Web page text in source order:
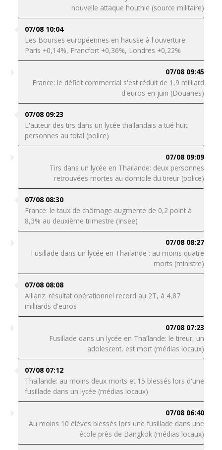
nouvelle attaque houthie (source militaire)
07/08 10:04
Les Bourses européennes en hausse à l'ouverture:
Paris +0,14%, Francfort +0,36%, Londres +0,22%
07/08 09:45
France: le déficit commercial s'est réduit de 1,9 milliard
d'euros en juin (Douanes)
07/08 09:23
L'auteur des tirs dans un lycée thaïlandais a tué huit
personnes au total (police)
07/08 09:09
Tirs dans un lycée en Thaïlande: deux personnes
retrouvées mortes au domicile du tireur (police)
07/08 08:30
France: le taux de chômage augmente de 0,2 point à
8,3% au deuxième trimestre (Insee)
07/08 08:27
Fusillade dans un lycée en Thaïlande : au moins quatre
morts (ministre)
07/08 08:08
Allianz: résultat opérationnel record au 2T, à 4,87
milliards d'euros
07/08 07:23
Fusillade dans un lycée en Thaïlande: le tireur, un
adolescent, est mort (médias locaux)
07/08 07:12
Thaïlande: au moins deux morts et 15 blessés lors d'une
fusillade dans un lycée (médias locaux)
07/08 06:40
Au moins 10 élèves blessés lors une fusillade dans une
école près de Bangkok (médias locaux)